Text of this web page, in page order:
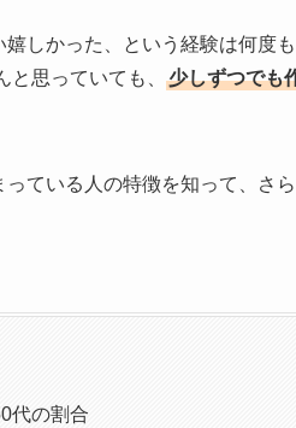
しかった、という経験は何度
思っていても、
少しずつでも
ている人の特徴を知って、さ
代の割合